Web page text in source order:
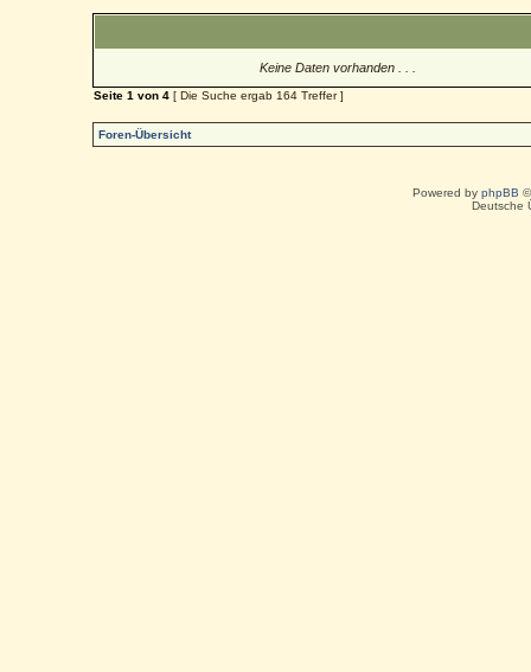
Keine Daten vorhanden . . .
Seite1 von4 [ Die Suche ergab 164 Treffer ]
Foren-Übersicht
Powered by phpBB
Deutsche